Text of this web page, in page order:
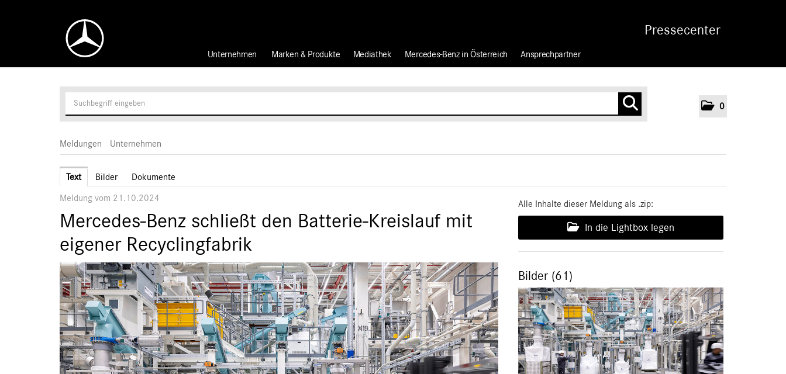
Pressecenter
0
Unternehmen Marken & Produkte Mediathek Mercedes-Benz in Österreich Ansprechpartner
Meldungen Unternehmen
Text Bilder Dokumente
Meldung vom 21.10.2024
Mercedes-Benz schließt den Batterie-Kreislauf mit
eigener Recyclingfabrik
Alle Inhalte dieser Meldung als .zip:
In die Lightbox legen
Bilder (61)